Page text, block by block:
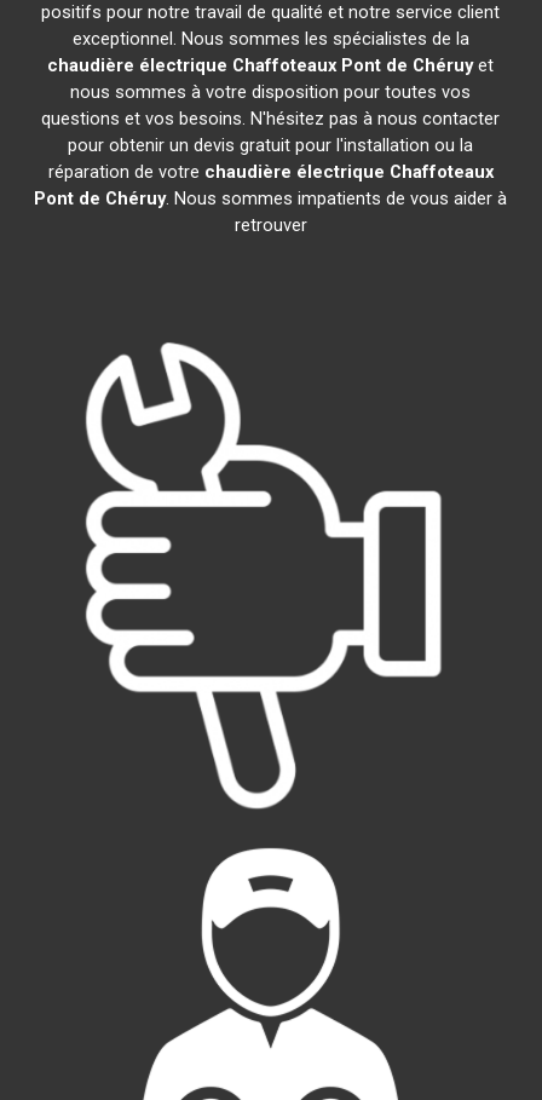
positifs pour notre travail de qualité et notre service client
exceptionnel. Nous sommes les spécialistes de la
chaudière électrique Chaffoteaux Pont de Chéruyet
nous sommes à votre disposition pour toutes vos
questions et vos besoins. N'hésitez pas à nous contacter
pour obtenir un devis gratuit pour l'installation ou la
réparation de votre chaudière électrique Chaffoteaux
Pont de Chéruy. Nous sommes impatients de vous aider à
retrouver